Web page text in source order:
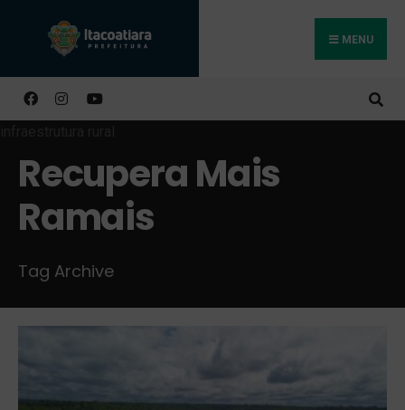
MENU
Recupera Mais
Ramais
Tag Archive
Buscar